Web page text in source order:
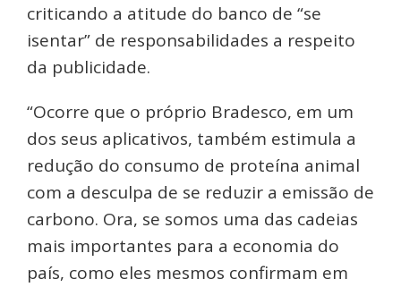
criticando a atitude do banco de “se
isentar” de responsabilidades a respeito
da publicidade.
“Ocorre que o próprio Bradesco, em um
dos seus aplicativos, também estimula a
redução do consumo de proteína animal
com a desculpa de se reduzir a emissão de
carbono. Ora, se somos uma das cadeias
mais importantes para a economia do
país, como eles mesmos confirmam em